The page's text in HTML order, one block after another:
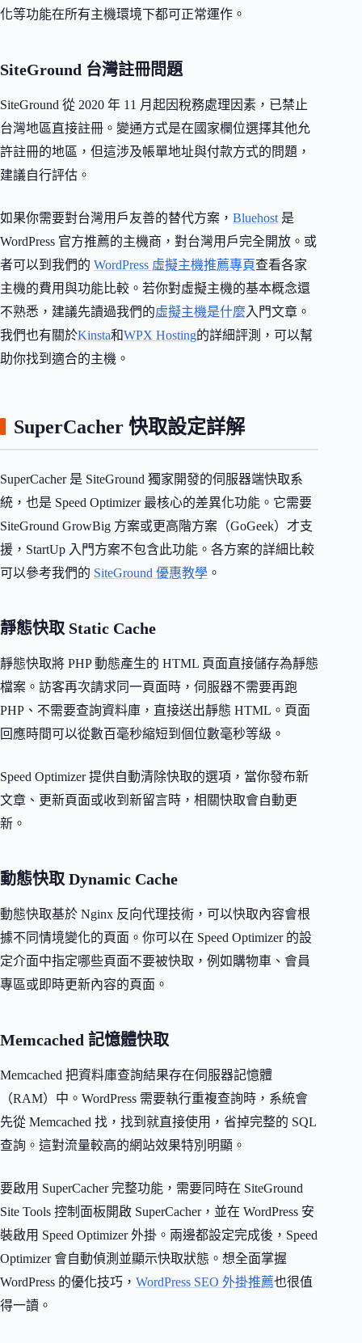
化等功能在所有主機環境下都可正常運作。
SiteGround 台灣註冊問題
SiteGround 從 2020 年 11 月起因稅務處理因素，已禁止
台灣地區直接註冊。變通方式是在國家欄位選擇其他允
許註冊的地區，但這涉及帳單地址與付款方式的問題，
建議自行評估。
如果你需要對台灣用戶友善的替代方案， Bluehost 是
WordPress 官方推薦的主機商，對台灣用戶完全開放。或
者可以到我們的 WordPress 虛擬主機推薦專頁查看各家
主機的費用與功能比較。若你對虛擬主機的基本概念還
不熟悉，建議先讀過我們的虛擬主機是什麼 入門文章。
我們也有關於Kinsta和WPX Hosting的詳細評測，可以幫
助你找到適合的主機。
SuperCacher 快取設定詳解
SuperCacher 是 SiteGround 獨家開發的伺服器端快取系
統，也是 Speed Optimizer 最核心的差異化功能。它需要
SiteGround GrowBig 方案或更高階方案（GoGeek）才支
援，StartUp 入門方案不包含此功能。各方案的詳細比較
可以參考我們的 SiteGround 優惠教學 。
靜態快取 Static Cache
靜態快取將 PHP 動態產生的 HTML 頁面直接儲存為靜態
檔案。訪客再次請求同一頁面時，伺服器不需要再跑
PHP、不需要查詢資料庫，直接送出靜態 HTML。頁面
回應時間可以從數百毫秒縮短到個位數毫秒等級。
Speed Optimizer 提供自動清除快取的選項，當你發布新
文章、更新頁面或收到新留言時，相關快取會自動更
新。
動態快取 Dynamic Cache
動態快取基於 Nginx 反向代理技術，可以快取內容會根
據不同情境變化的頁面。你可以在 Speed Optimizer 的設
定介面中指定哪些頁面不要被快取，例如購物車、會員
專區或即時更新內容的頁面。
Memcached 記憶體快取
Memcached 把資料庫查詢結果存在伺服器記憶體
（RAM）中。WordPress 需要執行重複查詢時，系統會
先從 Memcached 找，找到就直接使用，省掉完整的 SQL
查詢。這對流量較高的網站效果特別明顯。
要啟用 SuperCacher 完整功能，需要同時在 SiteGround
Site Tools 控制面板開啟 SuperCacher，並在 WordPress 安
裝啟用 Speed Optimizer 外掛。兩邊都設定完成後，Speed
Optimizer 會自動偵測並顯示快取狀態。想全面掌握
WordPress 的優化技巧， WordPress SEO 外掛推薦也很值
得一讀。